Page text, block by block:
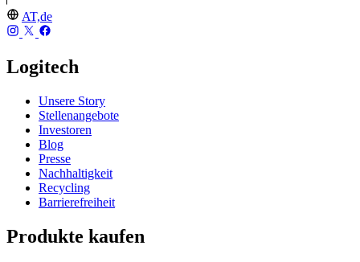
AT,de
Logitech
Unsere Story
Stellenangebote
Investoren
Blog
Presse
Nachhaltigkeit
Recycling
Barrierefreiheit
Produkte kaufen